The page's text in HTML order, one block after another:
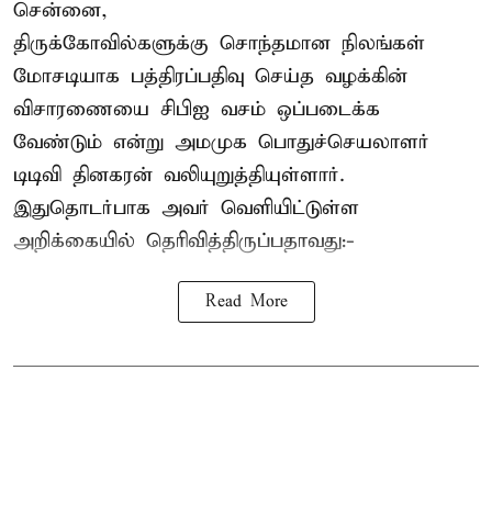
சென்னை,
திருக்கோவில்களுக்கு சொந்தமான நிலங்கள்
மோசடியாக பத்திரப்பதிவு செய்த வழக்கின்
விசாரணையை சிபிஐ வசம் ஒப்படைக்க
வேண்டும் என்று அமமுக பொதுச்செயலாளர்
டிடிவி தினகரன் வலியுறுத்தியுள்ளார்.
இதுதொடர்பாக அவர் வெளியிட்டுள்ள
அறிக்கையில் தெரிவித்திருப்பதாவது:-
Read More